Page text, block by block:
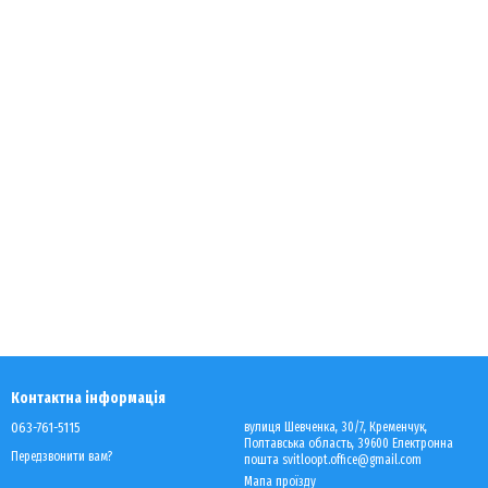
Контактна інформація
063-761-5115
Передзвонити вам?
вулиця Шевченка, 30/7, Кременчук,
Полтавська область, 39600 Електронна
пошта svitloopt.office@gmail.com
Мапа проїзду